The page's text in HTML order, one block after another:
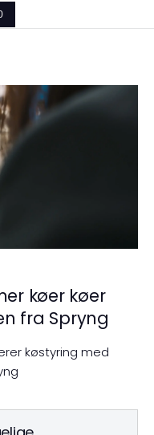
køer køer
fra Spryng
køstyring med